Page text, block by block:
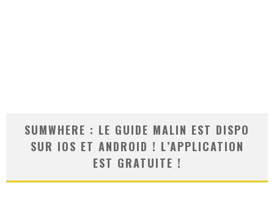
SUMWHERE : LE GUIDE MALIN EST DISPO
SUR IOS ET ANDROID ! L’APPLICATION
EST GRATUITE !